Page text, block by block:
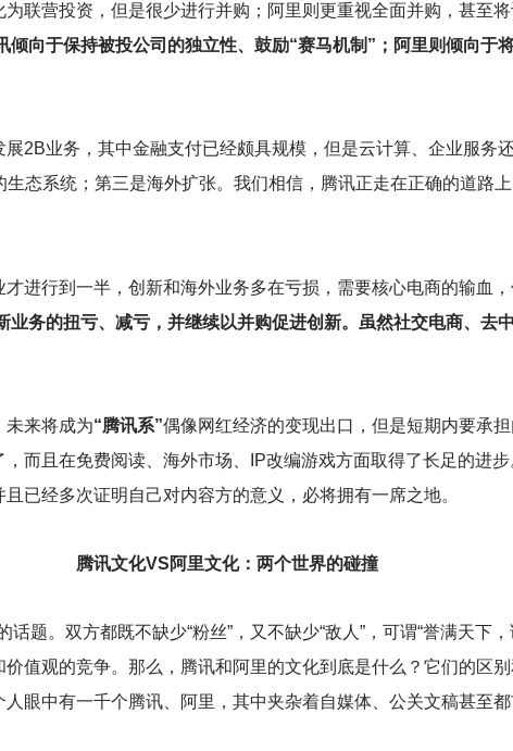
联营投资，但是很少进行并购；阿里则更重视全面并购，甚至
倾向于保持被投公司的独立性、鼓励“赛马机制”；阿里则倾向于
展2B业务，其中金融支付已经颇具规模，但是云计算、企业服务
态系统；第三是海外扩张。我们相信，腾讯正走在正确的道路
才进行到一半，创新和海外业务多在亏损，需要核心电商的输血
业务的扭亏、减亏，并继续以并购促进创新。虽然社交电商、去
未来将成为“腾讯系”偶像网红经济的变现出口，但是短期内要承
而且在免费阅读、海外市场、IP改编游戏方面取得了长足的进
已经多次证明自己对内容方的意义，必将拥有一席之地。
腾讯文化VS阿里文化：两个世界的碰撞
题。双方都既不缺少“粉丝”，又不缺少“敌人”，可谓“誉满天下
值观的竞争。那么，腾讯和阿里的文化到底是什么？它们的区
眼中有一千个腾讯、阿里，其中夹杂着自媒体、公关文稿甚至